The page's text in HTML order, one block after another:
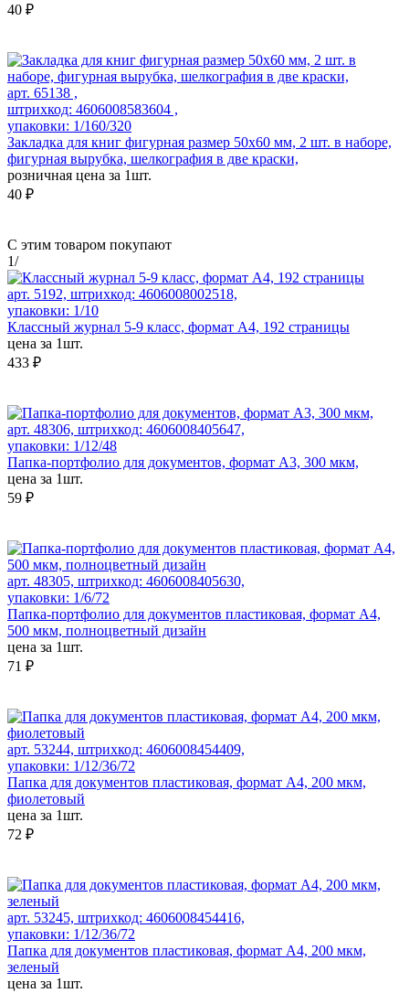
40 ₽
арт. 65138 ,
штрихкод: 4606008583604 ,
упаковки: 1/160/320
Закладка для книг фигурная размер 50х60 мм, 2 шт. в наборе,
фигурная вырубка, шелкография в две краски,
розничная цена за 1шт.
40 ₽
С этим товаром покупают
1/
арт. 5192, штрихкод: 4606008002518,
упаковки: 1/10
Классный журнал 5-9 класс, формат А4, 192 страницы
цена за 1шт.
433 ₽
арт. 48306, штрихкод: 4606008405647,
упаковки: 1/12/48
Папка-портфолио для документов, формат А3, 300 мкм,
цена за 1шт.
59 ₽
арт. 48305, штрихкод: 4606008405630,
упаковки: 1/6/72
Папка-портфолио для документов пластиковая, формат А4,
500 мкм, полноцветный дизайн
цена за 1шт.
71 ₽
арт. 53244, штрихкод: 4606008454409,
упаковки: 1/12/36/72
Папка для документов пластиковая, формат А4, 200 мкм,
фиолетовый
цена за 1шт.
72 ₽
арт. 53245, штрихкод: 4606008454416,
упаковки: 1/12/36/72
Папка для документов пластиковая, формат А4, 200 мкм,
зеленый
цена за 1шт.